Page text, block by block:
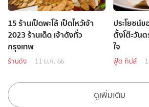
15 ร้านเป็ดพะโล้ เป็ดไหว้เจ้า
2023 ร้านเด็ด เจ้าดังทั่ว
กรุงเทพ
ร้านดัง 11 ม.ค. 66
ประโยชน์
ตั้งโต๊ะวัน
ใจ
ฟู้ด ทิปส์
ดูเพิ่มเติม